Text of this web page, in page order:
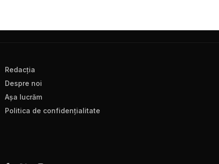
Redacţia
Despre noi
Aşa lucrăm
Politica de confidenţialitate